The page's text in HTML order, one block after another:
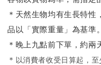
＊天然生物均有生長特性
品以「實際重量」為基準。
＊晚上九點前下單，約兩
＊ 以消費者收受日算起，